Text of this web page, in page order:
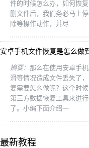
件的时候怎么办，如何恢
删文件后，我们务必马上
除等操作动作，并尽
安卓手机文件恢复是怎么做
摘要： 那么在使用安卓手
滑等情况造成文件丢失了
复需要怎么做呢？这个时
第三方数据恢复工具来进
了。小编下面介绍一
最新教程